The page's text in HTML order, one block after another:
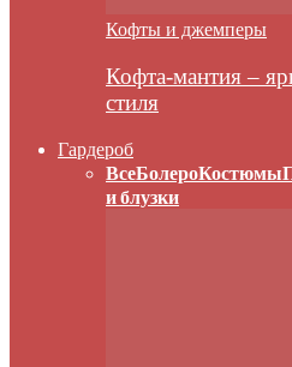
Кофты и джемперы
Кофта-мантия –
стиля
Гардероб
ВсеБолероКостюмы
и блузки